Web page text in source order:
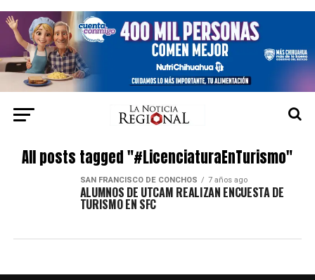
All posts tagged "#LicenciaturaEnTurismo"
SAN FRANCISCO DE CONCHOS 7 años ago
ALUMNOS DE UTCAM REALIZAN ENCUESTA DE
TURISMO EN SFC